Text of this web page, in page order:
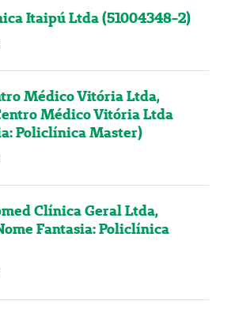
Itaipú Ltda (51004348-2)
Médico Vitória Ltda,
Médico Vitória Ltda
Policlínica Master)
Clínica Geral Ltda,
Fantasia: Policlínica